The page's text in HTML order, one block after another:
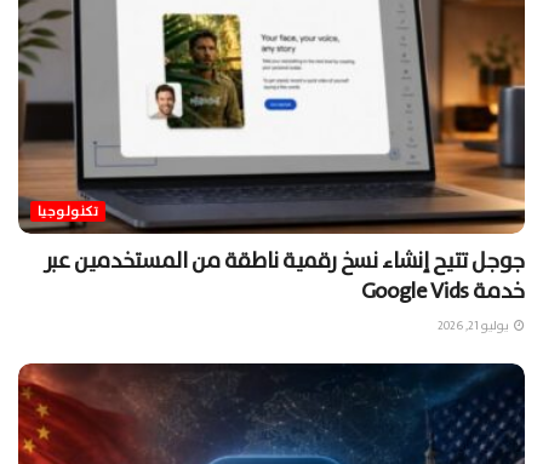
تكنولوجيا
جوجل تتيح إنشاء نسخ رقمية ناطقة من المستخدمين عبر
خدمة Google Vids
يوليو 21, 2026